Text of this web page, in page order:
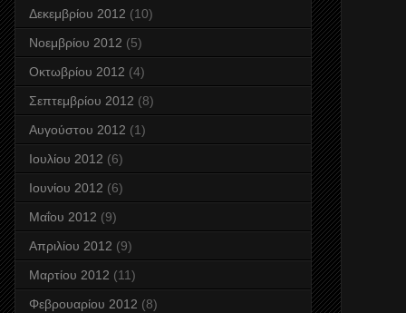
Δεκεμβρίου 2012 (10)
Νοεμβρίου 2012 (5)
Οκτωβρίου 2012 (4)
Σεπτεμβρίου 2012 (8)
Αυγούστου 2012 (1)
Ιουλίου 2012 (6)
Ιουνίου 2012 (6)
Μαΐου 2012 (9)
Απριλίου 2012 (9)
Μαρτίου 2012 (11)
Φεβρουαρίου 2012 (8)